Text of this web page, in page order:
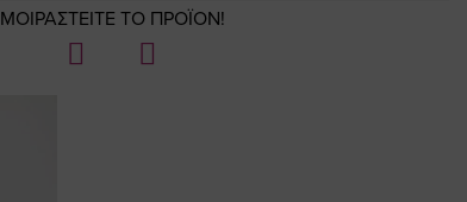
ΜΟΙΡΑΣΤΕΙΤΕ ΤΟ ΠΡΟΪΟΝ!